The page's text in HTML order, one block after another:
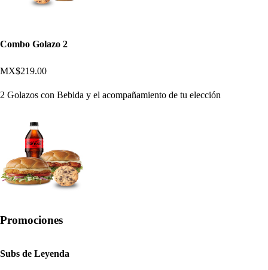
Combo Golazo 2
MX$219.00
2 Golazos con Bebida y el acompañamiento de tu elección
Promociones
Subs de Leyenda